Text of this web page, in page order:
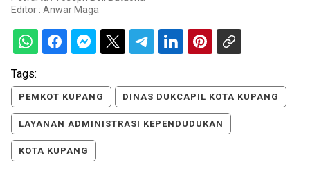
Editor : Anwar Maga
Tags:
PEMKOT KUPANG DINAS DUKCAPIL KOTA KUPANG
LAYANAN ADMINISTRASI KEPENDUDUKAN
KOTA KUPANG